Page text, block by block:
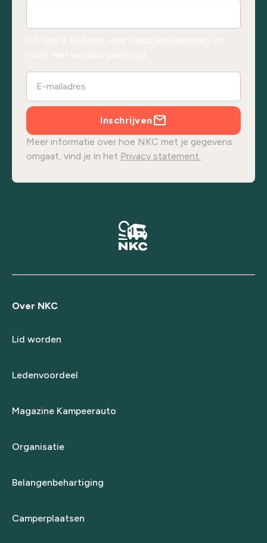
Inschrijven
Meer informatie over hoe NKC met je gegevens
omgaat, vind je in het Privacy statement.
Over NKC
Lid worden
Ledenvoordeel
Magazine Kampeerauto
Organisatie
Belangenbehartiging
Camperplaatsen